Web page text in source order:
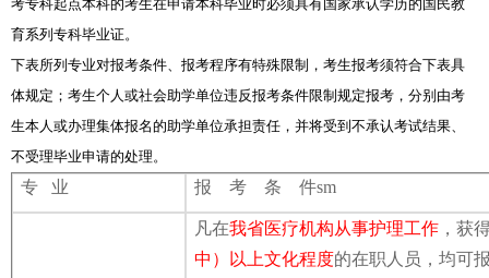
考专科起点本科的考生在申请本科毕业时必须具有国家承认学历的国民教
育系列专科毕业证。
下表所列专业对报考条件、报考程序有特殊限制，考生报考须符合下表具
体规定；考生个人或社会助学单位违反报考条件限制规定报考，分别由考
生本人或办理集体报名的助学单位承担责任，并将受到不承认考试结果、
不受理毕业申请的处理。
专业 报 考 条 件sm
凡在我省医疗机构从事护理工作，获
中）以上文化程度的在职人员，均可